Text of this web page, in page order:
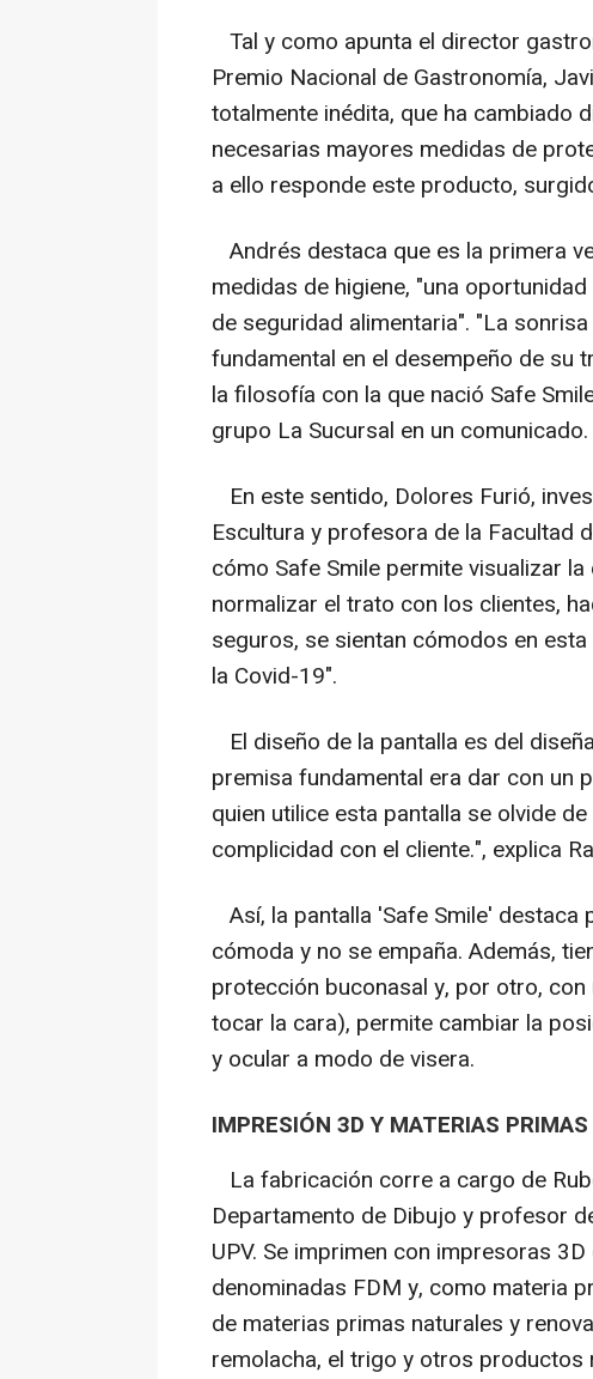
Tal y como apunta el director
Premio Nacional de Gastronomía,
totalmente inédita, que ha cambiado
necesarias mayores medidas de
a ello responde este producto,
Andrés destaca que es la primera
medidas de higiene, "una
de seguridad alimentaria". "La
fundamental en el desempeño de su
la filosofía con la que nació Safe
grupo La Sucursal en un comunicado.
En este sentido, Dolores Furió,
Escultura y profesora de la Facultad
cómo Safe Smile permite visualizar
normalizar el trato con los clientes,
seguros, se sientan cómodos en
la Covid-19".
El diseño de la pantalla es del
premisa fundamental era dar con un
quien utilice esta pantalla se olvide
complicidad con el cliente.", explica
Así, la pantalla 'Safe Smile'
cómoda y no se empaña. Además,
protección buconasal y, por otro,
tocar la cara), permite cambiar la
y ocular a modo de visera.
IMPRESIÓN 3D Y MATERIAS
La fabricación corre a cargo de
Departamento de Dibujo y profesor
UPV. Se imprimen con impresoras
denominadas FDM y, como materia
de materias primas naturales y
remolacha, el trigo y otros productos